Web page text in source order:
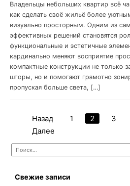
Владельцы небольших квартир всё
как сделать своё жильё более
визуально просторным. Одним из
эффективных решений становятся
функциональные и эстетичные
кардинально меняют восприятие
компактные конструкции не только
шторы, но и помогают грамотно
пропуская больше света, […]
по
Назад 1 2 3
Далее
Найти:
Свежие записи